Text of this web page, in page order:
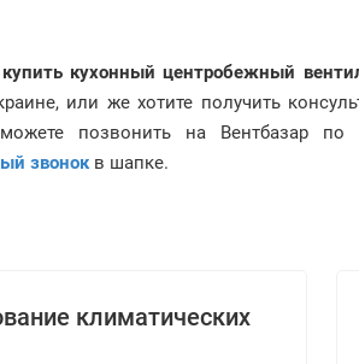
купить кухонный центробежный
или же хотите получить
позвонить на Вентбазар по
звонокв шапке.
климатических